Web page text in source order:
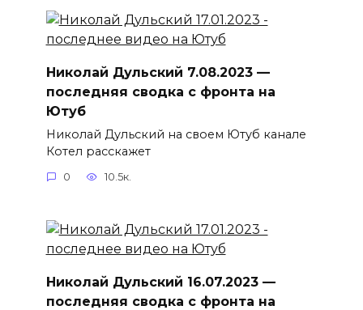
Николай Дульский 7.08.2023 —
последняя сводка с фронта на
Ютуб
Николай Дульский на своем Ютуб канале
Котел расскажет
0 10.5к.
Николай Дульский 16.07.2023 —
последняя сводка с фронта на